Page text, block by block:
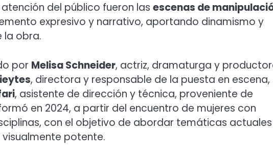
del público fueron las escenas de
expresivo y narrativo, aportando dinamismo y
la obra.
por Melisa Schneider, actriz, dramaturga y
, directora y responsable de la puesta en escena,
, asistente de dirección y técnica, proveniente de
en 2024, a partir del encuentro de mujeres con
con el objetivo de abordar temáticas actuales
potente.